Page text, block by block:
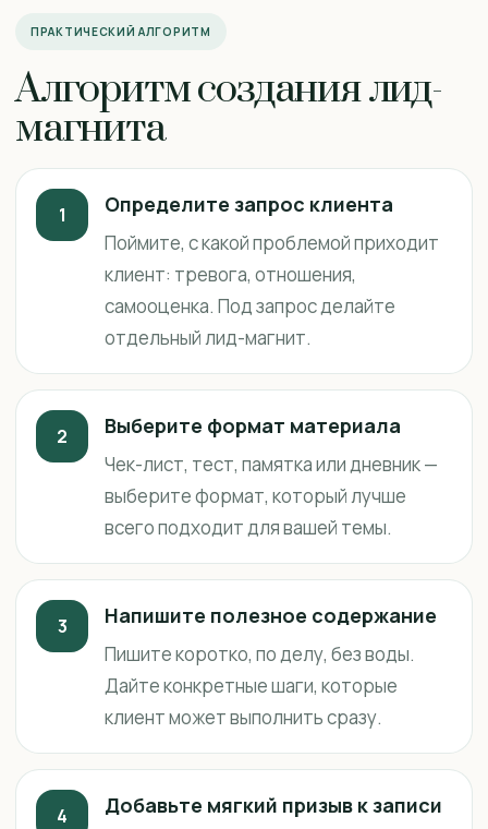
ПРАКТИЧЕСКИЙ АЛГОРИТМ
Алгоритм создания лид-
магнита
1 Определите запрос клиента
Поймите, с какой проблемой приходит
клиент: тревога, отношения,
самооценка. Под запрос делайте
отдельный лид-магнит.
2 Выберите формат материала
Чек-лист, тест, памятка или дневник —
выберите формат, который лучше
всего подходит для вашей темы.
3 Напишите полезное содержание
Пишите коротко, по делу, без воды.
Дайте конкретные шаги, которые
клиент может выполнить сразу.
4 Добавьте мягкий призыв к записи